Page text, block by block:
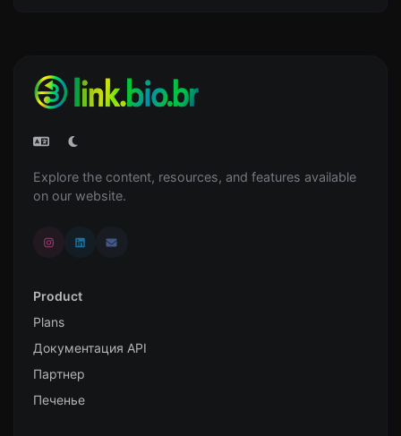
Explore the content, resources, and features available
on our website.
Product
Plans
Документация API
Партнер
Печенье